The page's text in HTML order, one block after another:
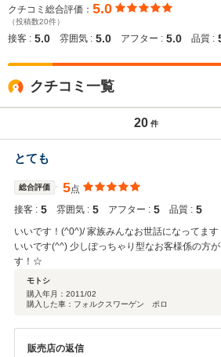
クチコミ総合評価： 5.0
（投稿数20件）
接客 : 5.0 雰囲気 : 5.0 アフター : 5.0 品質 :
クチコミ一覧
20 件
とても
総合評価 5点
接客 : 5 雰囲気 : 5 アフター : 5 品質 : 5
いいです！(^0^)/ 家族みんなお世話になってま
いいです(^^) 少しぽっちゃり型なお客様係の方
す！☆
モトシ
購入年月： 2011/02
購入した車：フォルクスワーゲン ポロ
販売店の返信